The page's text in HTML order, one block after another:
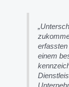
einem